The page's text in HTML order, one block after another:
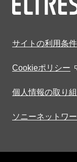
サイトの利用条件
Cookieポリシー
個人情報の取り
ソニーネットワ